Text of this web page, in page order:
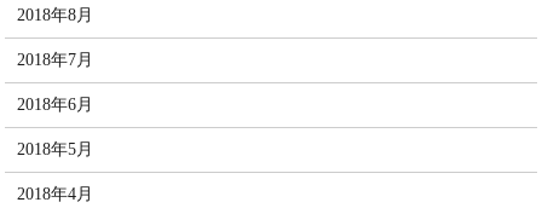
2018年8月
2018年7月
2018年6月
2018年5月
2018年4月